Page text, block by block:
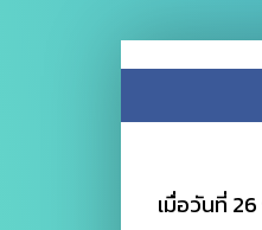
เมื่อวันที่